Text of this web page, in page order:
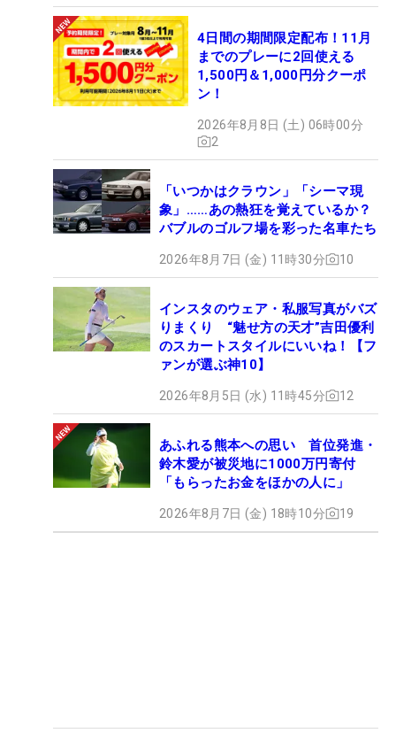
4日間の期間限定配布！11月
までのプレーに2回使える
1,500円＆1,000円分クーポ
ン！
2026年8月8日 (土) 06時00分
2
「いつかはクラウン」「シーマ現
象」……あの熱狂を覚えているか？
バブルのゴルフ場を彩った名車たち
2026年8月7日 (金) 11時30分 10
インスタのウェア・私服写真がバズ
りまくり “魅せ方の天才”吉田優利
のスカートスタイルにいいね！【フ
ァンが選ぶ神10】
2026年8月5日 (水) 11時45分 12
あふれる熊本への思い 首位発進・
鈴木愛が被災地に1000万円寄付
「もらったお金をほかの人に」
2026年8月7日 (金) 18時10分 19